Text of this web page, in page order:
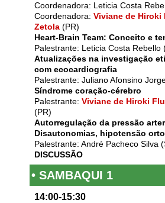
Coordenadora: Leticia Costa
Coordenadora: Viviane de Hiroki
Zetola (PR)
Heart-Brain Team: Conceito e
Palestrante: Leticia Costa Rebello
Atualizações na investigação
com ecocardiografia
Palestrante: Juliano Afonsino
Síndrome coração-cérebro
Palestrante: Viviane de Hiroki
(PR)
Autorregulação da pressão
Disautonomias, hipotensão
Palestrante: André Pacheco Silva
DISCUSSÃO
• SAMBAQUI 1
14:00-15:30